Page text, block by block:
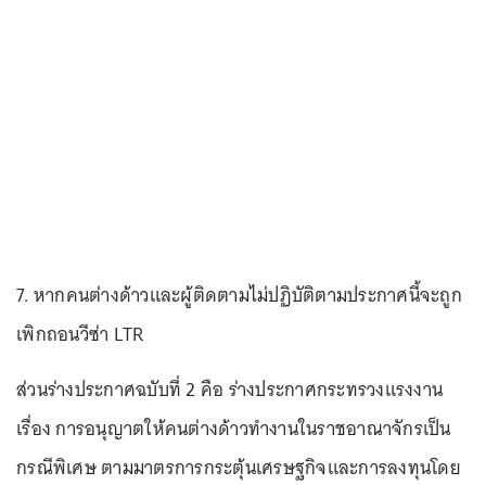
7. หากคนต่างด้าวและผู้ติดตามไม่ปฏิบัติตามประกาศนี้จะถูก
เพิกถอนวีซ่า LTR
ส่วนร่างประกาศฉบับที่ 2 คือ ร่างประกาศกระทรวงแรงงาน
เรื่อง การอนุญาตให้คนต่างด้าวทำงานในราชอาณาจักรเป็น
กรณีพิเศษ ตามมาตรการกระตุ้นเศรษฐกิจและการลงทุนโดย